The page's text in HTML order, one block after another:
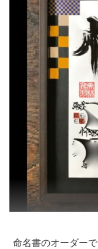
命名書のオーダー